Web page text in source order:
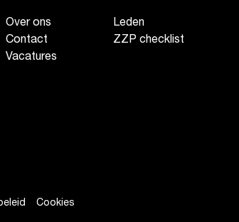
Over ons
Contact
Vacatures
Leden
ZZP checklist
Cookies